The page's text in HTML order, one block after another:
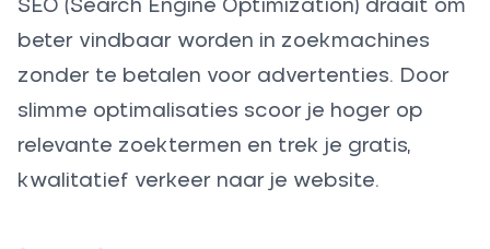
SEO (Search Engine Optimization) draait om
beter vindbaar worden in zoekmachines
zonder te betalen voor advertenties. Door
slimme optimalisaties scoor je hoger op
relevante zoektermen en trek je gratis,
kwalitatief verkeer naar je website.